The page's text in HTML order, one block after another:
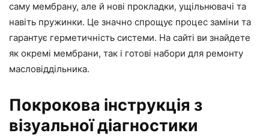
саму мембрану, але й нові прокладки, ущільнювачі та
навіть пружинки. Це значно спрощує процес заміни та
гарантує герметичність системи. На сайті ви знайдете
як окремі мембрани, так і готові набори для ремонту
масловіддільника.
Покрокова інструкція з
візуальної діагностики